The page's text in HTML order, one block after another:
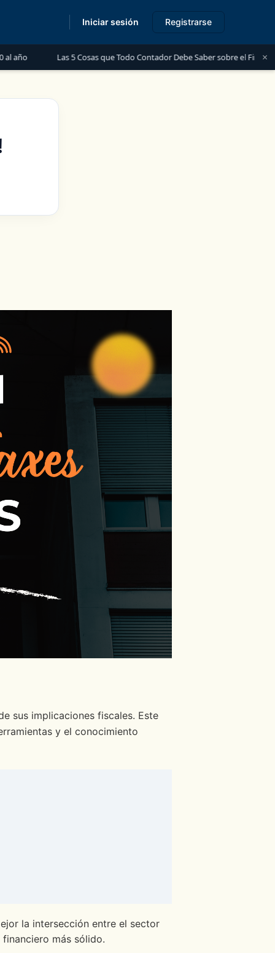
Todo Contador Debe Saber sobre el Financiamiento para Personas con
×
Iniciar sesión Registrarse
sus implicaciones fiscales. Este
y el conocimiento
la intersección entre el sector
más sólido.